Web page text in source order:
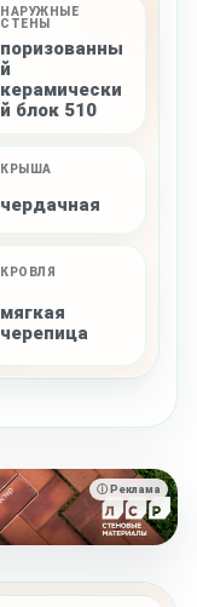
НАРУЖНЫЕ
СТЕНЫ
поризованны
й
керамически
й блок 510
КРЫША
чердачная
КРОВЛЯ
мягкая
черепица
ⓘ Реклама